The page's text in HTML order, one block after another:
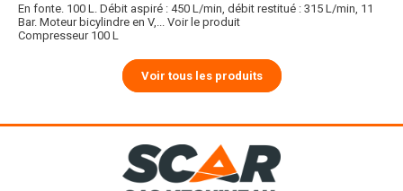
En fonte. 100 L. Débit aspiré : 450 L/min, débit restitué : 315 L/min, 11
Bar. Moteur bicylindre en V,...
Voir le produit
Compresseur 100 L
Voir tous les produits